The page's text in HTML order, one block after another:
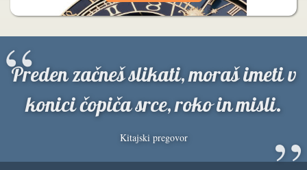
Preden začneš slikati, moraš imeti v
konici čopiča srce, roko in misli.
Kitajski pregovor
“